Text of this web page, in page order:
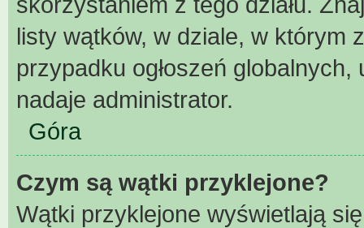
listy wątków, w dziale, w którym
przypadku ogłoszeń
nadaje administrator.
Góra
Czym są wątki przyklejone?
Wątki przyklejone wyświetlają